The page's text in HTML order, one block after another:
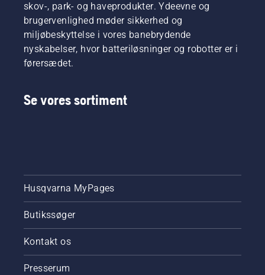
skov-, park- og haveprodukter. Ydeevne og
brugervenlighed møder sikkerhed og
miljøbeskyttelse i vores banebrydende
nyskabelser, hvor batteriløsninger og robotter er i
førersædet.
Se vores sortiment
Husqvarna MyPages
Butikssøger
Kontakt os
Presserum